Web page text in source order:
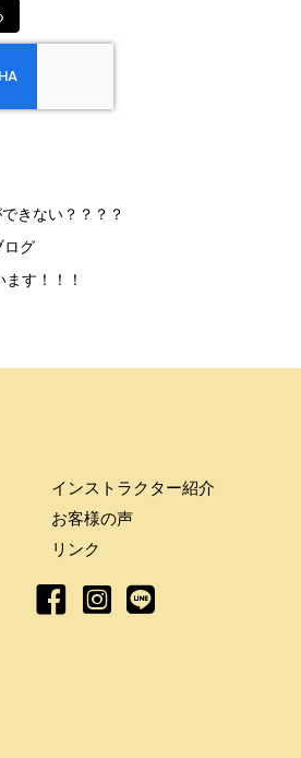
きない？？？？
ログ
す！！！
インストラクター紹介
お客様の声
リンク